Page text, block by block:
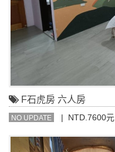
F石虎房 六人房
NO UPDATE | NTD.7600元